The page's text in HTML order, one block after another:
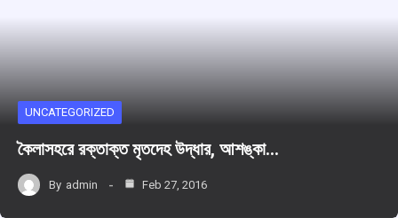
UNCATEGORIZED
কৈলাসহরে রক্তাক্ত মৃতদেহ উদ্ধার, আশঙ্কা…
By admin Feb 27, 2016